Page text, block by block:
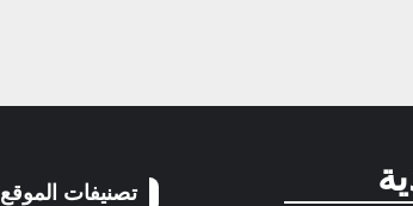
تصنيفات الموقع